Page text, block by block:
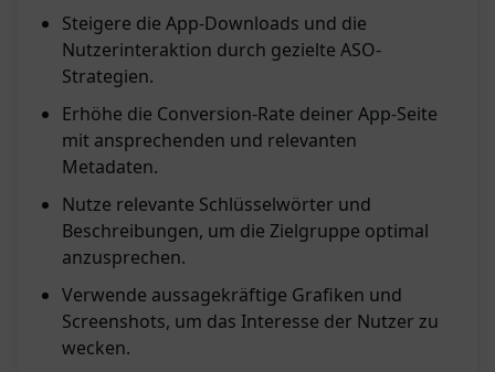
Steigere die App-Downloads und die
Nutzerinteraktion durch gezielte ASO-
Strategien.
Erhöhe die Conversion-Rate deiner App-Seite
mit ansprechenden und relevanten
Metadaten.
Nutze relevante Schlüsselwörter und
Beschreibungen, um die Zielgruppe optimal
anzusprechen.
Verwende aussagekräftige Grafiken und
Screenshots, um das Interesse der Nutzer zu
wecken.